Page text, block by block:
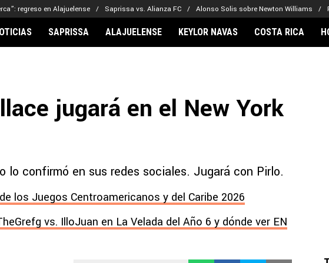
regreso en Alajuelense Saprissa vs. Alianza FC Alonso Solis sobre Newton Williams
Kervin Arriaga
Adalberto Carrasquilla
Alajuelense
Olimpia
Real Estelí
Noticias
SAPRISSA ALAJUELENSE KEYLOR NAVAS COSTA RICA
jugará en el New York
lo confirmó en sus redes sociales. Jugará con Pirlo.
los Juegos Centroamericanos y del Caribe 2026
vs. IlloJuan en La Velada del Año 6 y dónde ver EN